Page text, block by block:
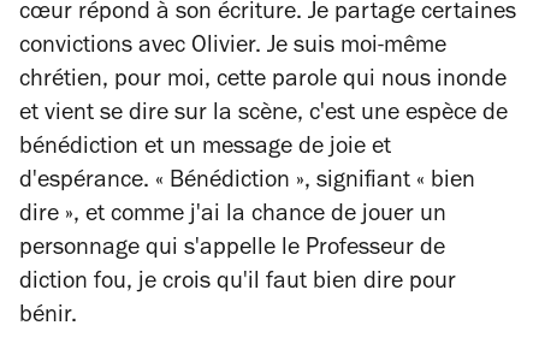
cœur répond à son écriture. Je partage certaines
convictions avec Olivier. Je suis moi-même
chrétien, pour moi, cette parole qui nous inonde
et vient se dire sur la scène, c'est une espèce de
bénédiction et un message de joie et
d'espérance. « Bénédiction », signifiant « bien
dire », et comme j'ai la chance de jouer un
personnage qui s'appelle le Professeur de
diction fou, je crois qu'il faut bien dire pour
bénir.